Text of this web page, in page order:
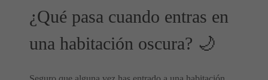
¿Qué pasa cuando entras en
una habitación oscura? 🌙